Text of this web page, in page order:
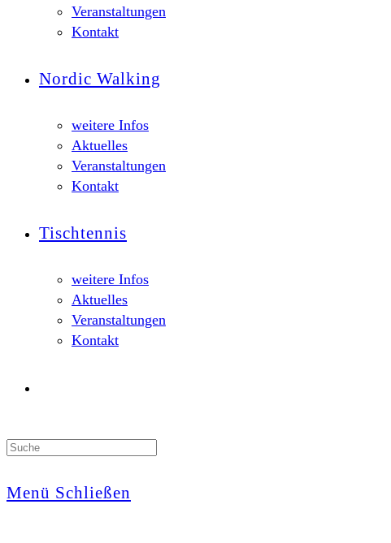
Veranstaltungen
Kontakt
Nordic Walking
weitere Infos
Aktuelles
Veranstaltungen
Kontakt
Tischtennis
weitere Infos
Aktuelles
Veranstaltungen
Kontakt
Search
Menü Schließen